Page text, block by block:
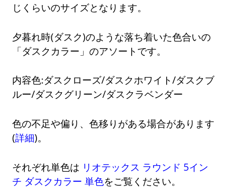
じくらいのサイズとなります。
夕暮れ時(ダスク)のような落ち着いた色合いの
「ダスクカラー」のアソートです。
内容色:ダスクローズ/ダスクホワイト/ダスクブ
ルー/ダスクグリーン/ダスクラベンダー
色の不足や偏り、色移りがある場合があります
(詳細)。
それぞれ単色は リオテックス ラウンド 5イン
チ ダスクカラー 単色をご覧ください。